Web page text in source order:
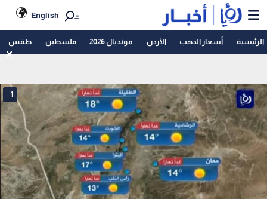
English
الرئيسية أسعار الذهب الأردن مونديال 2026 فلسطين طقس
1